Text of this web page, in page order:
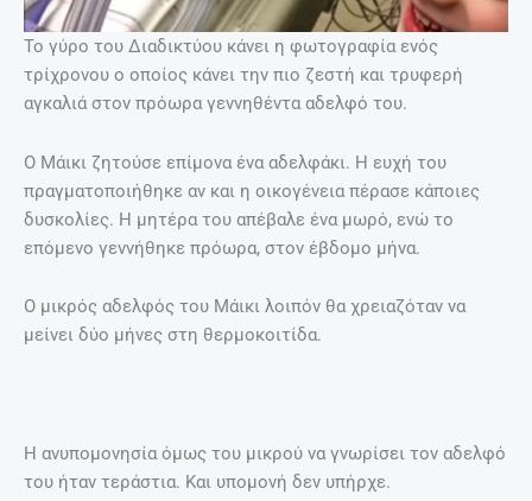
Το γύρο του Διαδικτύου κάνει η φωτογραφία ενός
τρίχρονου ο οποίος κάνει την πιο ζεστή και τρυφερή
αγκαλιά στον πρόωρα γεννηθέντα αδελφό του.
Ο Μάικι ζητούσε επίμονα ένα αδελφάκι. Η ευχή του
πραγματοποιήθηκε αν και η οικογένεια πέρασε κάποιες
δυσκολίες. Η μητέρα του απέβαλε ένα μωρό, ενώ το
επόμενο γεννήθηκε πρόωρα, στον έβδομο μήνα.
Ο μικρός αδελφός του Μάικι λοιπόν θα χρειαζόταν να
μείνει δύο μήνες στη θερμοκοιτίδα.
Η ανυπομονησία όμως του μικρού να γνωρίσει τον αδελφό
του ήταν τεράστια. Και υπομονή δεν υπήρχε.